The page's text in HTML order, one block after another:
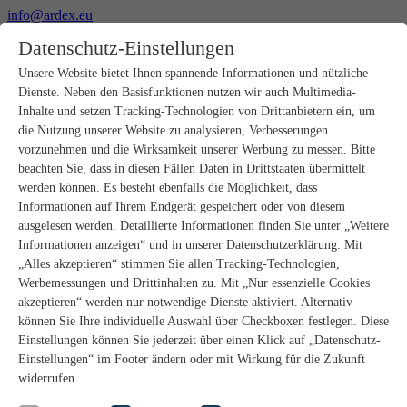
info@ardex.eu
Deutsch
Produkte
Produktübersicht
Rohbau
Estrichverlegung
Untergrundvorbereitung
Bodenspachtelmassen
Abdichtungen
Fliesenkleber
Fugenmörtel
Fugendichtstoffe
Montagekleber
Natursteinverlegung
Bodenbelags- und Parkettklebstoffe
Wandspachtelmassen
Zubehör
PANDOMO®
Datenschutz-Einstellungen
Unsere Website bietet Ihnen spannende Informationen und nützliche
Dienste. Neben den Basisfunktionen nutzen wir auch Multimedia-
Inhalte und setzen Tracking-Technologien von Drittanbietern ein, um
die Nutzung unserer Website zu analysieren, Verbesserungen
vorzunehmen und die Wirksamkeit unserer Werbung zu messen. Bitte
beachten Sie, dass in diesen Fällen Daten in Drittstaaten übermittelt
werden können. Es besteht ebenfalls die Möglichkeit, dass
Informationen auf Ihrem Endgerät gespeichert oder von diesem
ausgelesen werden. Detaillierte Informationen finden Sie unter „Weitere
Informationen anzeigen“ und in unserer Datenschutzerklärung. Mit
„Alles akzeptieren“ stimmen Sie allen Tracking-Technologien,
Werbemessungen und Drittinhalten zu. Mit „Nur essenzielle Cookies
akzeptieren“ werden nur notwendige Dienste aktiviert. Alternativ
können Sie Ihre individuelle Auswahl über Checkboxen festlegen. Diese
Einstellungen können Sie jederzeit über einen Klick auf „Datenschutz-
Einstellungen“ im Footer ändern oder mit Wirkung für die Zukunft
widerrufen.